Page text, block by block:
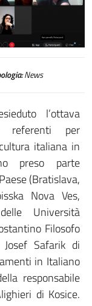
News
l’ottava
referenti per
italiana in
preso parte
(Bratislava,
Nova Ves,
Università
Filosofo
Safarik di
in Italiano
responsabile
di Kosice.